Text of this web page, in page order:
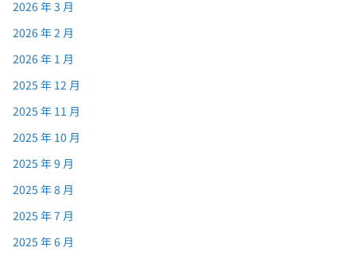
2026 年 3 月
2026 年 2 月
2026 年 1 月
2025 年 12 月
2025 年 11 月
2025 年 10 月
2025 年 9 月
2025 年 8 月
2025 年 7 月
2025 年 6 月